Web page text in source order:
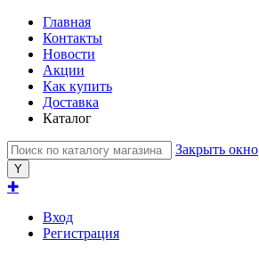
Главная
Контакты
Новости
Акции
Как купить
Доставка
Каталог
Закрыть окно
✚
Вход
Регистрация